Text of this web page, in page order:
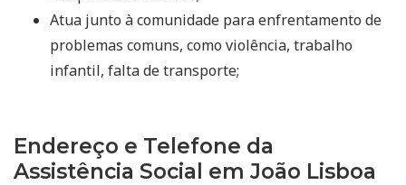
Atua junto à comunidade para enfrentamento de
problemas comuns, como violência, trabalho
infantil, falta de transporte;
Endereço e Telefone da
Assistência Social em João Lisboa